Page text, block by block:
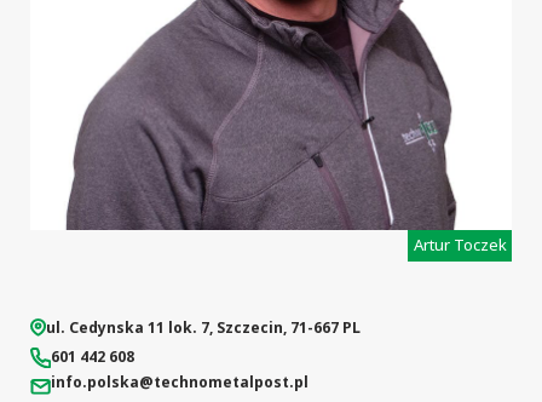
Artur Toczek
ul. Cedynska 11 lok. 7, Szczecin, 71-667 PL
601 442 608
info.polska@technometalpost.pl